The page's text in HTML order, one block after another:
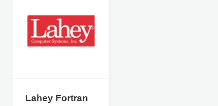
表。報表設計器可以在
設計時及運行中同時運
行，其中包括一個獨特
的web下的報表設計
Lahey Fortran